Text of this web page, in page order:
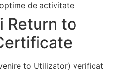
de activitate
Return to
to Utilizator) verificat